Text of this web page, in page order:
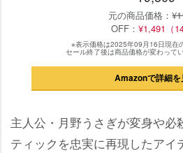
元の商品価格：
OFF： ¥1,491（
※表示価格は2025年09月16日現在
セール終了後は商品価格が変わって
Amazonで詳細を
主人公・月野うさぎが変身や必
ティックを忠実に再現したアイ